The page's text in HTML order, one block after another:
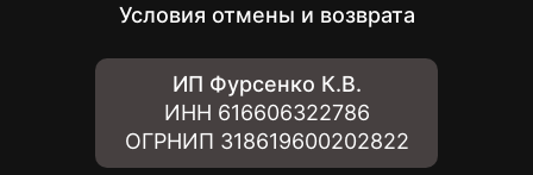
Условия отмены и возврата
ИП Фурсенко К.В.
ИНН 616606322786
ОГРНИП 318619600202822